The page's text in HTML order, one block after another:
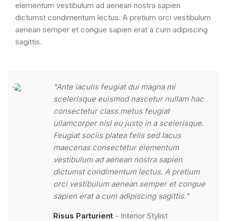
elementum vestibulum ad aenean nostra sapien
dictumst condimentum lectus. A pretium orci vestibulum
aenean semper et congue sapien erat a cum adipiscing
sagittis.
"Ante iaculis feugiat dui magna mi
scelerisque euismod nascetur nullam hac
consectetur class metus feugiat
ullamcorper nisl eu justo in a scelerisque.
Feugiat sociis platea felis sed lacus
maecenas consectetur elementum
vestibulum ad aenean nostra sapien
dictumst condimentum lectus. A pretium
orci vestibulum aenean semper et congue
sapien erat a cum adipiscing sagittis."
Risus Parturient Interior Stylist